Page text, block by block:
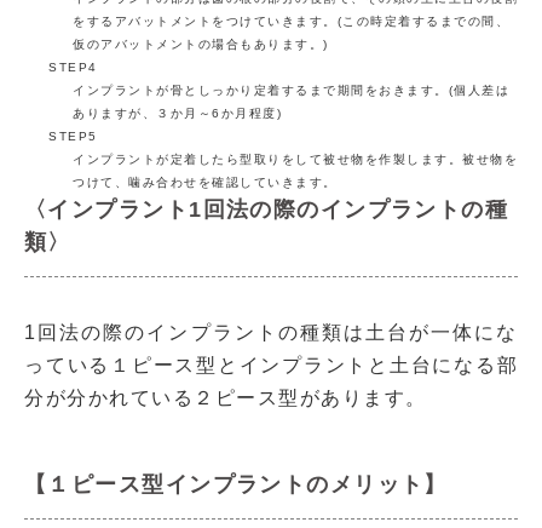
をするアバットメントをつけていきます。(この時定着するまでの間、
仮のアバットメントの場合もあります。)
STEP4
インプラントが骨としっかり定着するまで期間をおきます。(個人差は
ありますが、３か月～6か月程度)
STEP5
インプラントが定着したら型取りをして被せ物を作製します。被せ物を
つけて、噛み合わせを確認していきます。
〈インプラント1回法の際のインプラントの種
類〉
1回法の際のインプラントの種類は土台が一体にな
っている１ピース型とインプラントと土台になる部
分が分かれている２ピース型があります。
【１ピース型インプラントのメリット】